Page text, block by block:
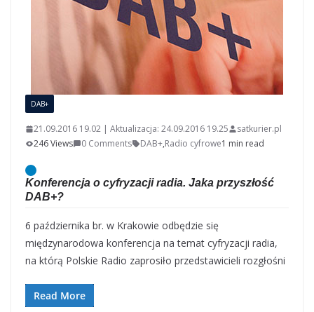
DAB+
21.09.2016 19.02 | Aktualizacja: 24.09.2016 19.25
satkurier.pl
246 Views
0 Comments DAB+,Radio cyfrowe1 min read
Konferencja o cyfryzacji radia. Jaka przyszłość
DAB+?
6 października br. w Krakowie odbędzie się
międzynarodowa konferencja na temat cyfryzacji radia,
na którą Polskie Radio zaprosiło przedstawicieli rozgłośni
Read More